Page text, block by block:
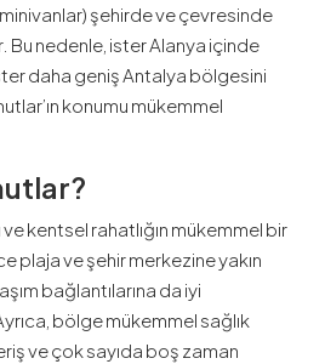
şehirde ve çevresinde
Bu nedenle, ister Alanya içinde
daha geniş Antalya bölgesini
konumu mükemmel
ve kentsel rahatlığın mükemmel bir
plaja ve şehir merkezine yakın
bağlantılarına da iyi
bölge mükemmel sağlık
ve çok sayıda boş zaman